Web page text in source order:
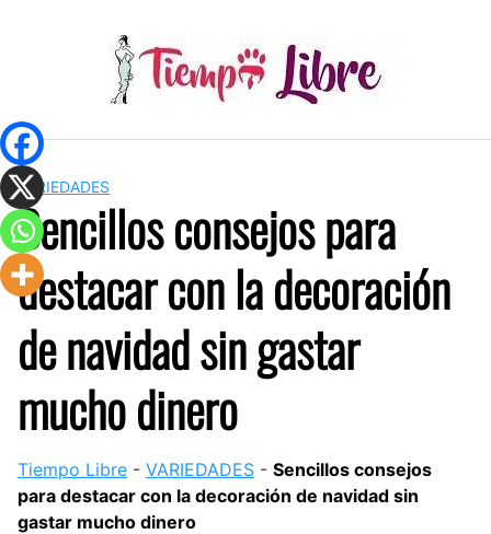
VARIEDADES
Sencillos consejos para
destacar con la decoración
de navidad sin gastar
mucho dinero
Tiempo Libre - VARIEDADES - Sencillos consejos
para destacar con la decoración de navidad sin
gastar mucho dinero